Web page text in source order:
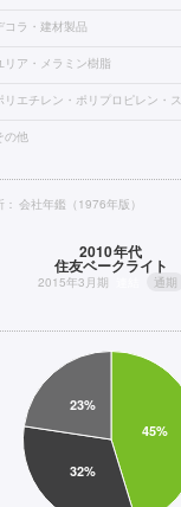
コラ・建材製品
リア・メラミン樹脂
の他
会社年鑑（1976年版）
2010年代
住友ベークライト
2015年3月期 通期